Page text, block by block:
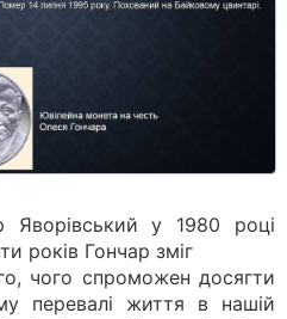
Яворівський у 1980 році
років Гончар зміг
чого спроможен досягти
перевалі життя в нашій